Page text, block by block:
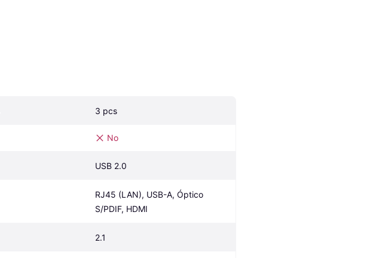
3 pcs
No
USB 2.0
RJ45 (LAN), USB-A, Óptico
S/PDIF, HDMI
2.1